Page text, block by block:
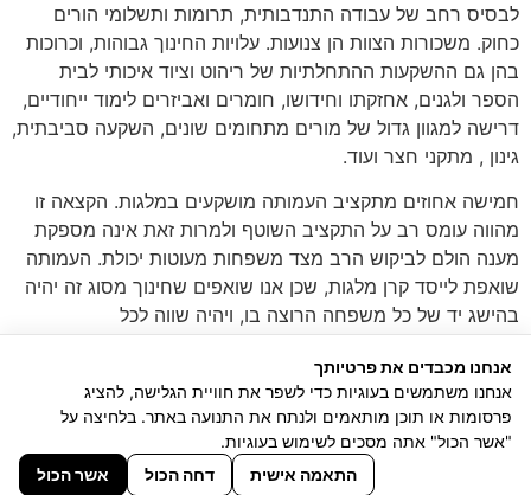
לבסיס רחב של עבודה התנדבותית, תרומות ותשלומי הורים
כחוק. משכורות הצוות הן צנועות. עלויות החינוך גבוהות, וכרוכות
בהן גם ההשקעות ההתחלתיות של ריהוט וציוד איכותי לבית
הספר ולגנים, אחזקתו וחידושו, חומרים ואביזרים לימוד ייחודיים,
דרישה למגוון גדול של מורים מתחומים שונים, השקעה סביבתית,
גינון , מתקני חצר ועוד.
חמישה אחוזים מתקציב העמותה מושקעים במלגות. הקצאה זו
מהווה עומס רב על התקציב השוטף ולמרות זאת אינה מספקת
מענה הולם לביקוש הרב מצד משפחות מעוטות יכולת. העמותה
שואפת לייסד קרן מלגות, שכן אנו שואפים שחינוך מסוג זה יהיה
בהישג יד של כל משפחה הרוצה בו, ויהיה שווה לכל
חינוך וולדורף בדרום
כל הזכויות שמורות
אנחנו מכבדים את פרטיותך
אנחנו משתמשים בעוגיות כדי לשפר את חוויית הגלישה, להציג
פרסומות או תוכן מותאמים ולנתח את התנועה באתר. בלחיצה על
"אשר הכול" אתה מסכים לשימוש בעוגיות.
התאמה אישית
דחה הכול אשר הכול